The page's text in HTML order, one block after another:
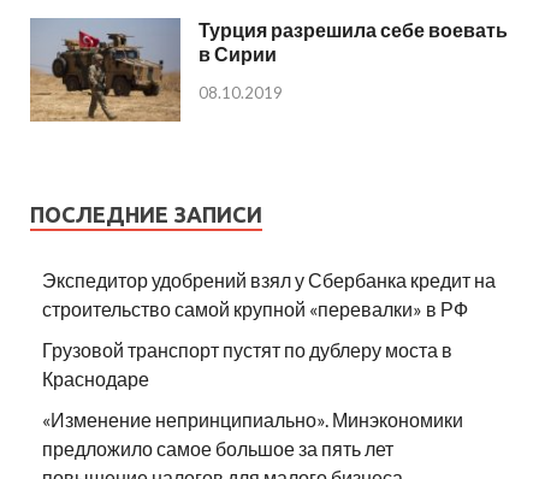
Турция разрешила себе воевать
в Сирии
08.10.2019
ПОСЛЕДНИЕ ЗАПИСИ
Экспедитор удобрений взял у Сбербанка кредит на
строительство самой крупной «перевалки» в РФ
Грузовой транспорт пустят по дублеру моста в
Краснодаре
«Изменение непринципиально». Минэкономики
предложило самое большое за пять лет